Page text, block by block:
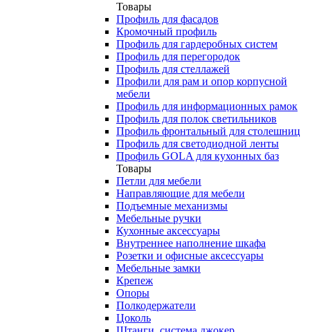
Товары
Профиль для фасадов
Кромочный профиль
Профиль для гардеробных систем
Профиль для перегородок
Профиль для стеллажей
Профили для рам и опор корпусной
мебели
Профиль для информационных рамок
Профиль для полок светильников
Профиль фронтальный для столешниц
Профиль для светодиодной ленты
Профиль GOLA для кухонных баз
Товары
Петли для мебели
Направляющие для мебели
Подъемные механизмы
Мебельные ручки
Кухонные аксессуары
Внутреннее наполнение шкафа
Розетки и офисные аксессуары
Мебельные замки
Крепеж
Опоры
Полкодержатели
Цоколь